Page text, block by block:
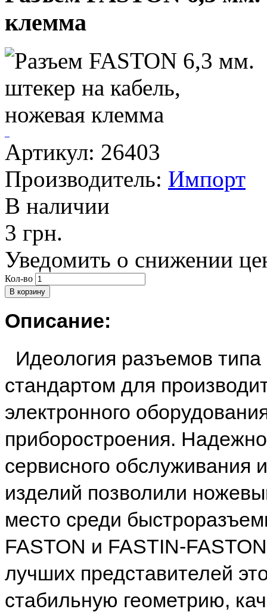
клемма
Артикул: 26403
Производитель: Импорт
В наличии
3 грн.
Уведомить о снижении
Кол-во
Описание:
Идеология разъемов
стандартом для
электронного
приборостроения.
сервисного обслуживания
изделий позволили
место среди
FASTON и FASTIN-
лучших представителей
стабильную геометрию,